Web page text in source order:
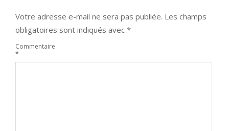
Votre adresse e-mail ne sera pas publiée. Les champs
obligatoires sont indiqués avec *
Commentaire
*